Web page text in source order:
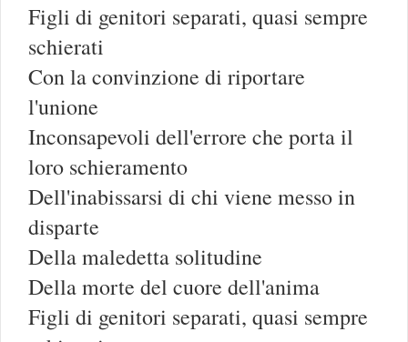
Figli di genitori separati, quasi sempre
schierati
Con la convinzione di riportare
l'unione
Inconsapevoli dell'errore che porta il
loro schieramento
Dell'inabissarsi di chi viene messo in
disparte
Della maledetta solitudine
Della morte del cuore dell'anima
Figli di genitori separati, quasi sempre